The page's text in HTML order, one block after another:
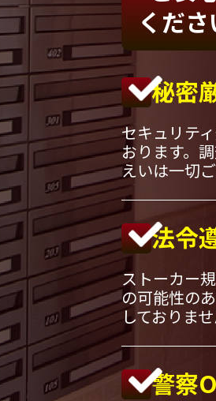
くださ
秘密
セキュリテ
おります。
えいは一切
法令
ストーカー
の可能性の
しておりませ
警察